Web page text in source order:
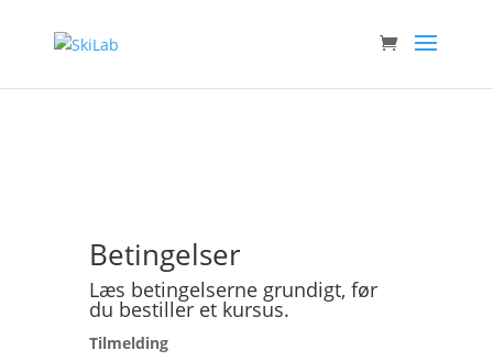
Betingelser
Læs betingelserne grundigt, før
du bestiller et kursus.
Tilmelding